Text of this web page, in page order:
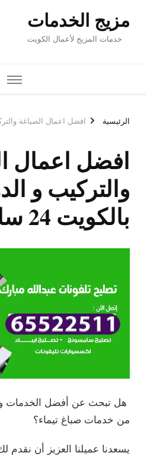
و الدهان بالكويت 24 ساعة
وتريد الاستفادة
لك خدمات صباغ تيماء التي